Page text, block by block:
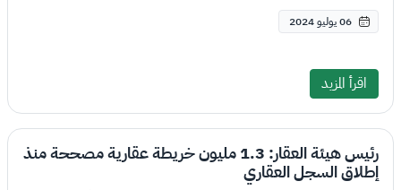
06 يوليو 2024
اقرأ المزيد
رئيس هيئة العقار: 1.3 مليون خريطة عقارية مصححة منذ
إطلاق السجل العقاري